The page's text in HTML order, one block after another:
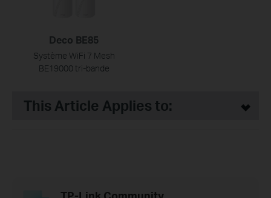
Deco BE85
Système WiFi 7 Mesh
BE19000 tri-bande
This Article Applies to: